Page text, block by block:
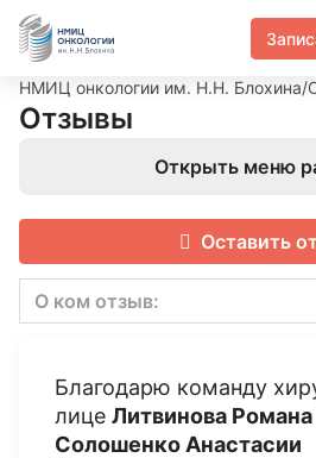
НМИЦ онкологии им. Н.Н. Блохина/
Отзывы
Открыть меню
Оставить
О ком отзыв:
Благодарю команду
лице Литвинова
Солошенко Анастасии